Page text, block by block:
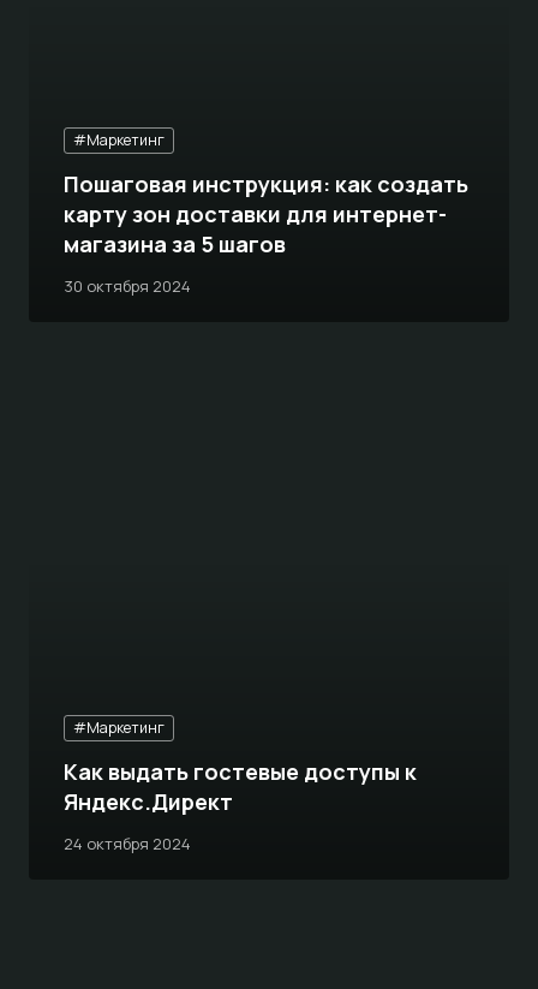
#Маркетинг
30 октября 2024
Пошаговая инструкция: как создать
карту зон доставки для интернет-
магазина за 5 шагов
#Маркетинг
24 октября 2024
Как выдать гостевые доступы к
Яндекс.Директ